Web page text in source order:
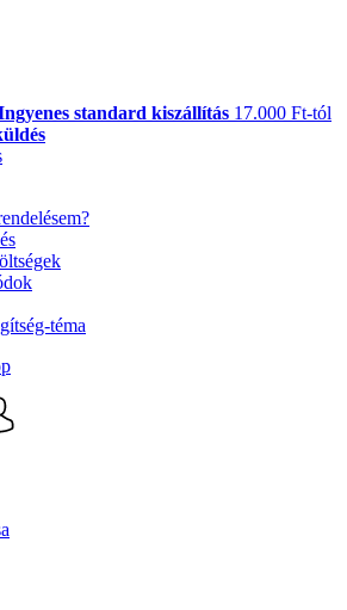
standard kiszállítás 17.000 Ft-tól
téma